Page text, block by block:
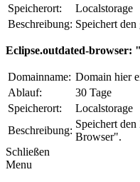
Speicherort:
Localstorage
Beschreibung: Speichert
Eclipse.outdated-browser:
Domainname: Domain hier
Ablauf:
30 Tage
Speicherort:
Localstorage
Beschreibung:
Speichert
Browser".
Schließen
Menu